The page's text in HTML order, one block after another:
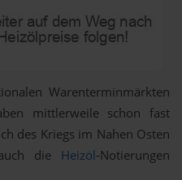
Warenterminmärkten
mittlerweile schon fast
des Kriegs im Nahen Osten
die Heizöl-Notierungen